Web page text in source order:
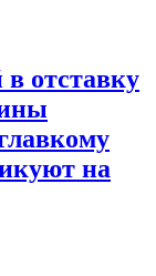
отставку
на